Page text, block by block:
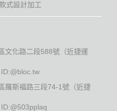
式設計加工
文化路二段588號（近捷運
羅斯福路三段74-1號（近捷